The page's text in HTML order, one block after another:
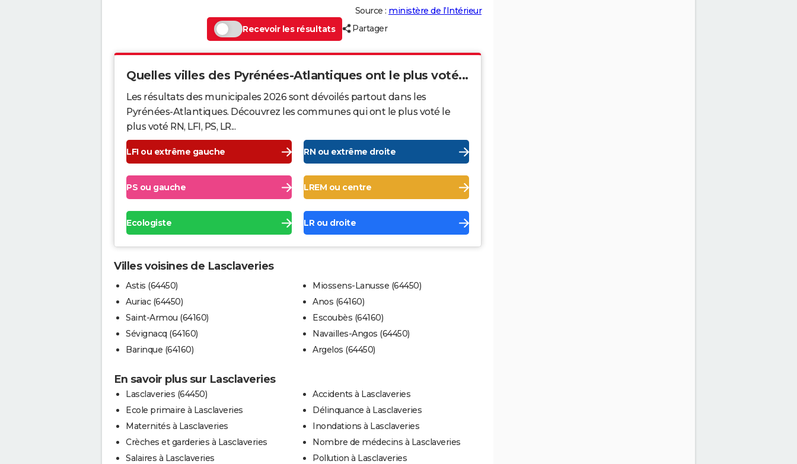
Source : ministère de l’Intérieur
Recevoir les résultats
Partager
Quelles villes des Pyrénées-Atlantiques ont le plus voté...
Les résultats des municipales 2026 sont dévoilés partout dans les
Pyrénées-Atlantiques. Découvrez les communes qui ont le plus voté le
plus voté RN, LFI, PS, LR...
LFI ou extrême gauche RN ou extrême droite
PS ou gauche LREM ou centre
Ecologiste LR ou droite
Villes voisines de Lasclaveries
Astis (64450)
Auriac (64450)
Saint-Armou (64160)
Sévignacq (64160)
Barinque (64160)
Miossens-Lanusse (64450)
Anos (64160)
Escoubès (64160)
Navailles-Angos (64450)
Argelos (64450)
En savoir plus sur Lasclaveries
Lasclaveries (64450)
Ecole primaire à Lasclaveries
Maternités à Lasclaveries
Crèches et garderies à Lasclaveries
Salaires à Lasclaveries
Accidents à Lasclaveries
Délinquance à Lasclaveries
Inondations à Lasclaveries
Nombre de médecins à Lasclaveries
Pollution à Lasclaveries